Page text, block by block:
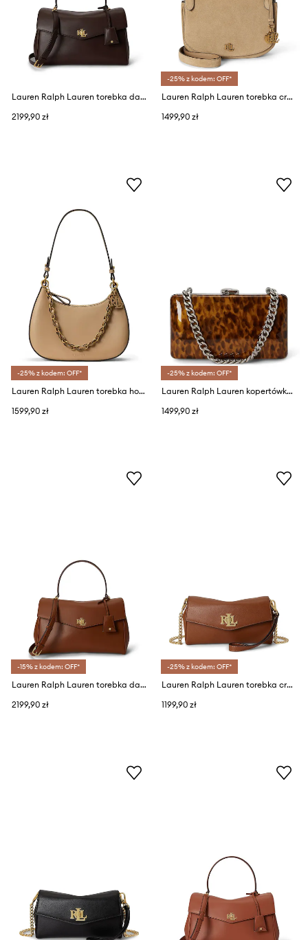
Lauren Ralph Lauren torebka damska skórzana
2199,90 zł
-25% z kodem: OFF*
Lauren Ralph Lauren torebka crossbody damska zamszowa
1499,90 zł
-25% z kodem: OFF*
Lauren Ralph Lauren torebka hobo damska skórzana
1599,90 zł
-25% z kodem: OFF*
Lauren Ralph Lauren kopertówka damska skórzana
1499,90 zł
-15% z kodem: OFF*
Lauren Ralph Lauren torebka damska skórzana
2199,90 zł
-25% z kodem: OFF*
Lauren Ralph Lauren torebka crossbody damska skórzana
1199,90 zł